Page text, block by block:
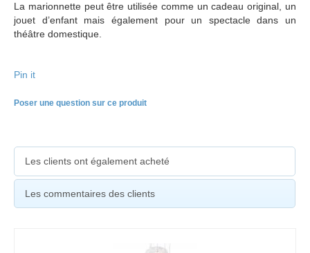
La marionnette peut être utilisée comme un cadeau original, un
jouet d’enfant mais également pour un spectacle dans un
théâtre domestique.
Pin it
Poser une question sur ce produit
Les clients ont également acheté
Les commentaires des clients